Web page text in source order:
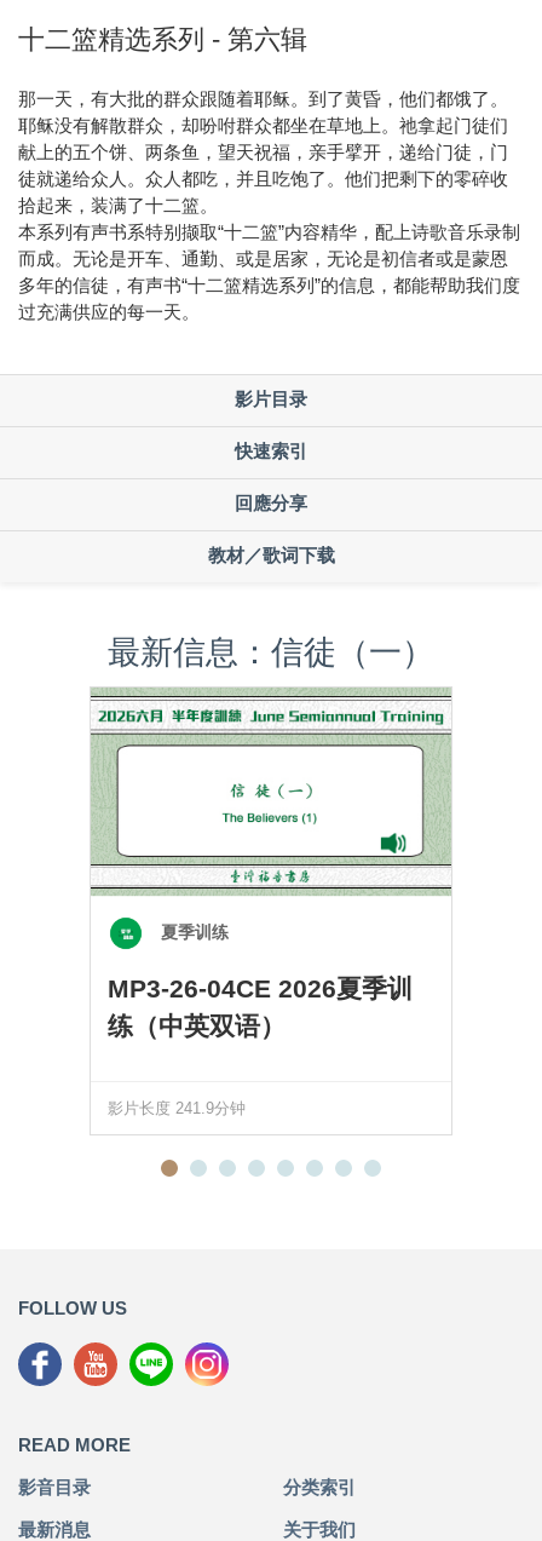
十二篮精选系列 - 第六辑
那一天，有大批的群众跟随着耶稣。到了黄昏，他们都饿了。
耶稣没有解散群众，却吩咐群众都坐在草地上。祂拿起门徒们
献上的五个饼、两条鱼，望天祝福，亲手擘开，递给门徒，门
徒就递给众人。众人都吃，并且吃饱了。他们把剩下的零碎收
拾起来，装满了十二篮。
本系列有声书系特别撷取“十二篮”内容精华，配上诗歌音乐录制
而成。无论是开车、通勤、或是居家，无论是初信者或是蒙恩
多年的信徒，有声书“十二篮精选系列”的信息，都能帮助我们度
过充满供应的每一天。
影片目录
快速索引
回應分享
教材／歌词下载
最新信息：信徒（一）
夏季训练
MP3-26-04CE 2026夏季训
练（中英双语）
影片长度 241.9分钟
FOLLOW US
READ MORE
影音目录 分类索引
最新消息 关于我们